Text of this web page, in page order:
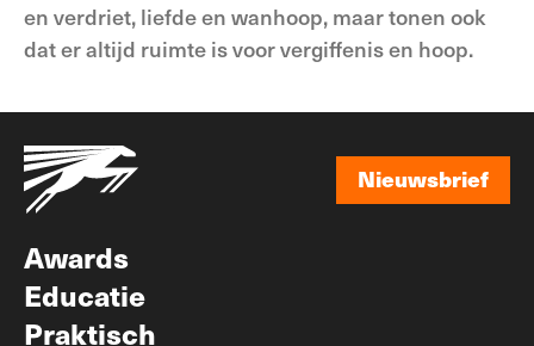
en verdriet, liefde en wanhoop, maar tonen ook
dat er altijd ruimte is voor vergiffenis en hoop.
Nieuwsbrief
Awards
Educatie
Praktisch